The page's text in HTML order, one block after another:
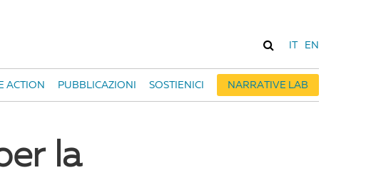
EN
ACTION PUBBLICAZIONI SOSTIENICI NARRATIVE LAB
la